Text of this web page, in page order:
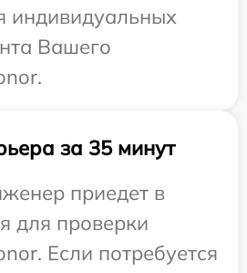
индивидуальных
Вашего
за 35 минут
приедет в
для проверки
Если потребуется